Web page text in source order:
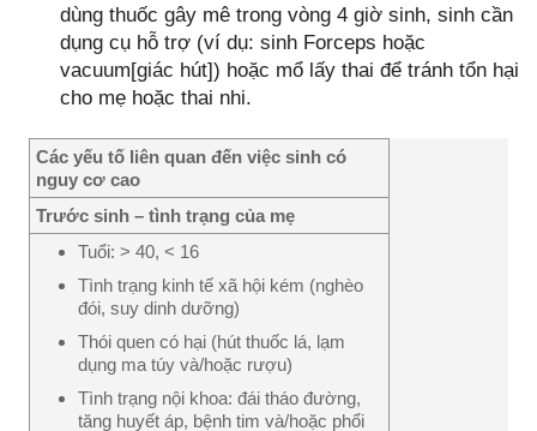
dùng thuốc gây mê trong vòng 4 giờ sinh, sinh cần
dụng cụ hỗ trợ (ví dụ: sinh Forceps hoặc
vacuum[giác hút]) hoặc mổ lấy thai để tránh tổn hại
cho mẹ hoặc thai nhi.
Các yếu tố liên quan đến việc sinh có
nguy cơ cao
Trước sinh – tình trạng của mẹ
Tuổi: > 40, < 16
Tình trạng kinh tế xã hội kém (nghèo
đói, suy dinh dưỡng)
Thói quen có hại (hút thuốc lá, lạm
dụng ma túy và/hoặc rượu)
Tình trạng nội khoa: đái tháo đường,
tăng huyết áp, bệnh tim và/hoặc phổi